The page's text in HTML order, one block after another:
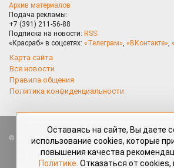
Архив материалов
Подача рекламы:
+7 (391) 211-56-88
Подписка на новости: RSS
«Красраб» в соцсетях: «Телеграм», «ВКонтакте»,
Карта сайта
Все новости
Правила общения
Политика конфиденциальности
Все права защищены. Любые материалы,
«Красраб.ру» сотрудниками редакции,
и читателями, являются объектами
частичное использование материалов,
Оставаясь на сайте, Вы даете
использование cookies, которые
повышения качества
Политике . Отказаться от